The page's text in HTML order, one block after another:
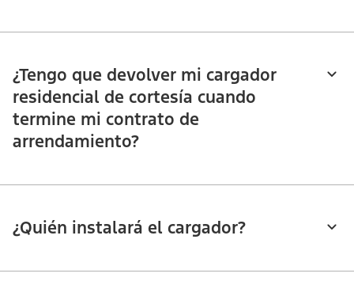
¿Tengo que devolver mi cargador
residencial de cortesía cuando
termine mi contrato de
arrendamiento?
¿Quién instalará el cargador?